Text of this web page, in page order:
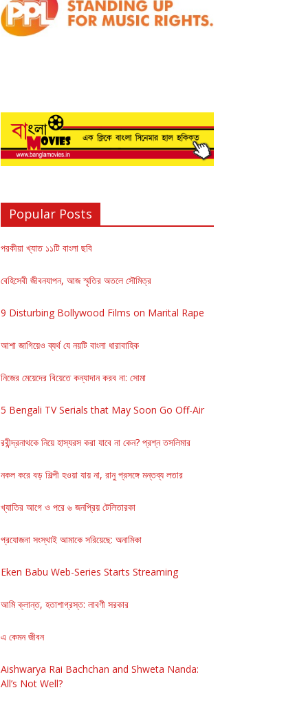
Popular Posts
পরকীয়া খ্যাত ১১টি বাংলা ছবি
বেহিসেবী জীবনযাপন, আজ স্মৃতির অতলে সৌমিত্র
9 Disturbing Bollywood Films on Marital Rape
আশা জাগিয়েও ব্যর্থ যে নয়টি বাংলা ধারাবাহিক
নিজের মেয়েদের বিয়েতে কন্যাদান করব না: সোমা
5 Bengali TV Serials that May Soon Go Off-Air
রবীন্দ্রনাথকে নিয়ে হাস্যরস করা যাবে না কেন? প্রশ্ন তসলিমার
নকল করে বড় শিল্পী হওয়া যায় না, রানু প্রসঙ্গে মন্তব্য লতার
খ্যাতির আগে ও পরে ৬ জনপ্রিয় টেলিতারকা
প্রযোজনা সংস্থাই আমাকে সরিয়েছে: অনামিকা
Eken Babu Web-Series Starts Streaming
আমি ক্লান্ত, হতাশাগ্রস্ত: লাবণী সরকার
এ কেমন জীবন
Aishwarya Rai Bachchan and Shweta Nanda:
All’s Not Well?